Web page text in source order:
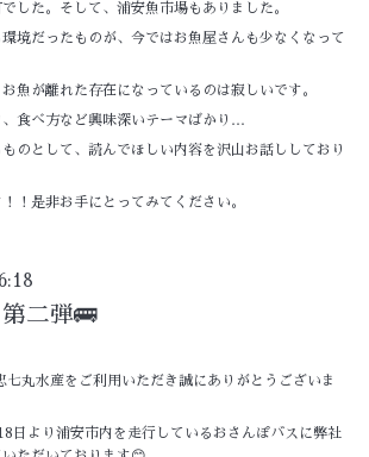
した。そして、浦安魚市場もありました。
境だったものが、今ではお魚屋さんも少なくなって
魚が離れた存在になっているのは寂しいです。
食べ方など興味深いテーマばかり…
のとして、読んでほしい内容を沢山お話ししており
！是非お手にとってみてください。
二弾🚌
七丸水産をご利用いただき誠にありがとうございま
日より浦安市内を走行しているおさんぽバスに弊社